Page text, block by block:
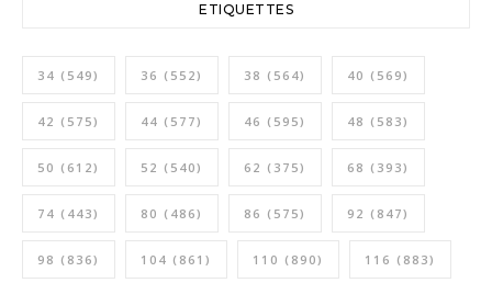
ETIQUETTES
34 (549) 36 (552) 38 (564) 40 (569)
42 (575) 44 (577) 46 (595) 48 (583)
50 (612) 52 (540) 62 (375) 68 (393)
74 (443) 80 (486) 86 (575) 92 (847)
98 (836) 104 (861) 110 (890) 116 (883)